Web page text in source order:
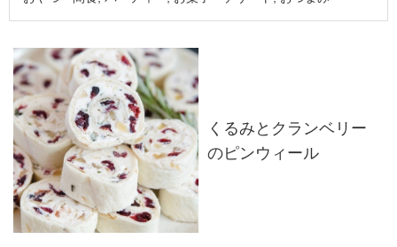
くるみとクランベリー
のピンウィール